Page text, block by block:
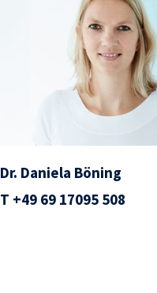
Dr. Daniela Böning
T +49 69 17095 508